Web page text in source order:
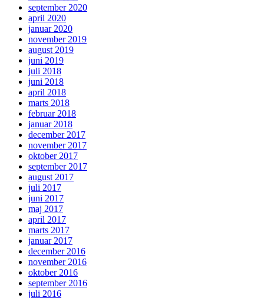
september 2020
april 2020
januar 2020
november 2019
august 2019
juni 2019
juli 2018
juni 2018
april 2018
marts 2018
februar 2018
januar 2018
december 2017
november 2017
oktober 2017
september 2017
august 2017
juli 2017
juni 2017
maj 2017
april 2017
marts 2017
januar 2017
december 2016
november 2016
oktober 2016
september 2016
juli 2016